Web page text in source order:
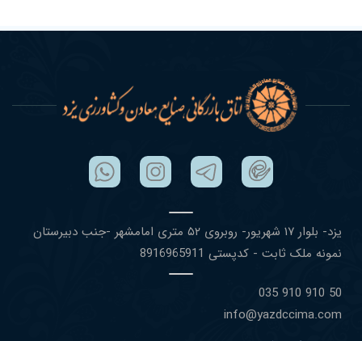
یزد- بلوار ١٧ شهریور- روبروی ۵٢ متری امامشهر -جنب دبیرستان
نمونه ملک ثابت - کدپستی 8916965911
50 910 910 035
info@yazdccima.com